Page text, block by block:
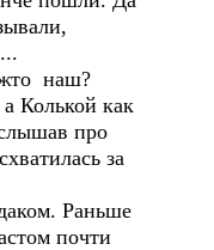
наш?
Колькой как
про
за
Раньше
почти